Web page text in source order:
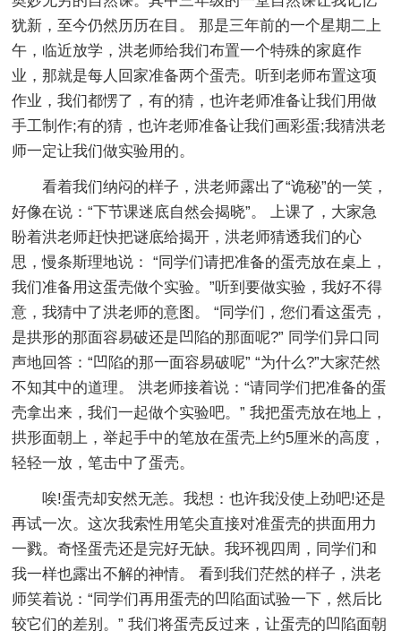
犹新，至今仍然历历在目。 那是三年前的一个星期二上
午，临近放学，洪老师给我们布置一个特殊的家庭作
业，那就是每人回家准备两个蛋壳。听到老师布置这项
作业，我们都愣了，有的猜，也许老师准备让我们用做
手工制作;有的猜，也许老师准备让我们画彩蛋;我猜洪老
师一定让我们做实验用的。
看着我们纳闷的样子，洪老师露出了“诡秘”的一笑，
好像在说：“下节课迷底自然会揭晓”。 上课了，大家急
盼着洪老师赶快把谜底给揭开，洪老师猜透我们的心
思，慢条斯理地说： “同学们请把准备的蛋壳放在桌上，
我们准备用这蛋壳做个实验。”听到要做实验，我好不得
意，我猜中了洪老师的意图。 “同学们，您们看这蛋壳，
是拱形的那面容易破还是凹陷的那面呢?” 同学们异口同
声地回答：“凹陷的那一面容易破呢” “为什么?”大家茫然
不知其中的道理。 洪老师接着说：“请同学们把准备的蛋
壳拿出来，我们一起做个实验吧。” 我把蛋壳放在地上，
拱形面朝上，举起手中的笔放在蛋壳上约5厘米的高度，
轻轻一放，笔击中了蛋壳。
唉!蛋壳却安然无恙。我想：也许我没使上劲吧!还是
再试一次。这次我索性用笔尖直接对准蛋壳的拱面用力
一戮。奇怪蛋壳还是完好无缺。我环视四周，同学们和
我一样也露出不解的神情。 看到我们茫然的样子，洪老
师笑着说：“同学们再用蛋壳的凹陷面试验一下，然后比
较它们的差别。” 我们将蛋壳反过来，让蛋壳的凹陷面朝